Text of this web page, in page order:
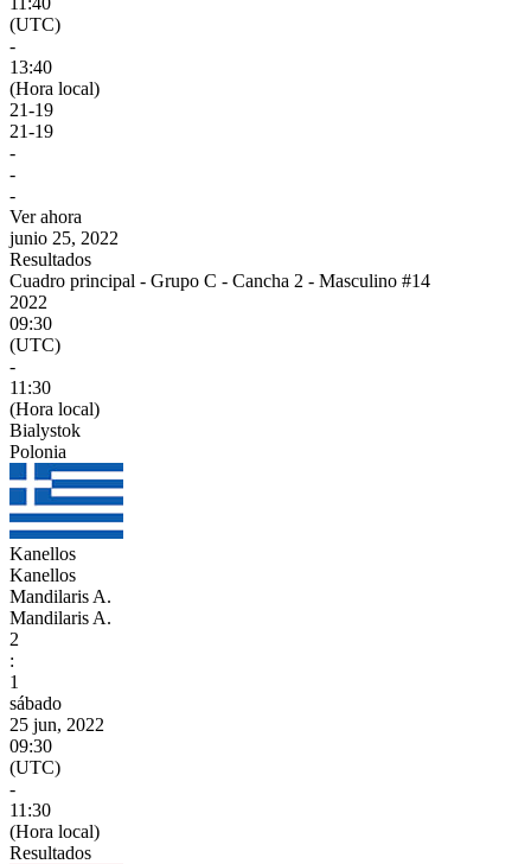
(UTC)
-
13:40
(Hora local)
21-19
21-19
-
-
-
Ver ahora
junio 25, 2022
Resultados
Cuadro principal - Grupo C - Cancha 2 - Masculino #14
2022
09:30
(UTC)
-
11:30
(Hora local)
Bialystok
Polonia
Kanellos
Kanellos
Mandilaris A.
Mandilaris A.
2
:
1
sábado
25 jun, 2022
09:30
(UTC)
-
11:30
(Hora local)
Resultados